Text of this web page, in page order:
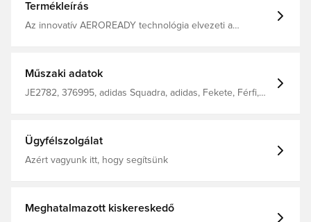
Termékleírás
Az innovatív AEROREADY technológia elvezeti a
újrahasznosított poliészter
Műszaki adatok
JE2782, 376995, adidas Squadra, adidas, Fekete, Férfi,
Ügyfélszolgálat
Azért vagyunk itt, hogy segítsünk
Meghatalmazott kiskereskedő